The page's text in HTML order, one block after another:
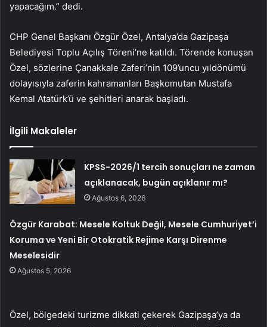
yapacağım.” dedi.
CHP Genel Başkanı Özgür Özel, Antalya’da Gazipaşa
Belediyesi Toplu Açılış Töreni’ne katıldı. Törende konuşan
Özel, sözlerine Çanakkale Zaferi’nin 109’uncu yıldönümü
dolayısıyla zaferin kahramanları Başkomutan Mustafa
Kemal Atatürk’ü ve şehitleri anarak başladı.
İlgili Makaleler
KPSS-2026/1 tercih sonuçları ne zaman
açıklanacak, bugün açıklanır mı?
Ağustos 6, 2026
Özgür Karabat: Mesele Koltuk Değil, Mesele Cumhuriyet’i
Koruma ve Yeni Bir Otokratik Rejime Karşı Direnme
Meselesidir
Ağustos 5, 2026
Özel, bölgedeki turizme dikkati çekerek Gazipaşa’ya da